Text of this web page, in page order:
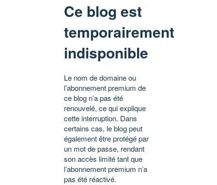
Ce blog est
temporairement
indisponible
Le nom de domaine ou
l’abonnement premium de
ce blog n’a pas été
renouvelé, ce qui explique
cette interruption. Dans
certains cas, le blog peut
également être protégé par
un mot de passe, rendant
son accès limité tant que
l’abonnement premium n’a
pas été réactivé.